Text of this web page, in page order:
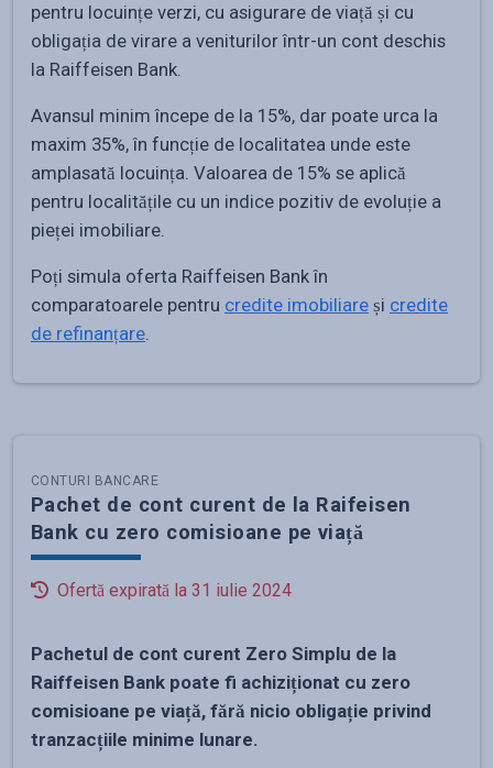
pentru locuințe verzi, cu asigurare de viață și cu
obligația de virare a veniturilor într-un cont deschis
la Raiffeisen Bank.
Avansul minim începe de la 15%, dar poate urca la
maxim 35%, în funcție de localitatea unde este
amplasată locuința. Valoarea de 15% se aplică
pentru localitățile cu un indice pozitiv de evoluție a
pieței imobiliare.
Poți simula oferta Raiffeisen Bank în
comparatoarele pentru credite imobiliare și credite
de refinanțare.
CONTURI BANCARE
Pachet de cont curent de la Raifeisen
Bank cu zero comisioane pe viață
Ofertă expirată la 31 iulie 2024
Pachetul de cont curent Zero Simplu de la
Raiffeisen Bank poate fi achiziționat cu zero
comisioane pe viață, fără nicio obligație privind
tranzacțiile minime lunare.